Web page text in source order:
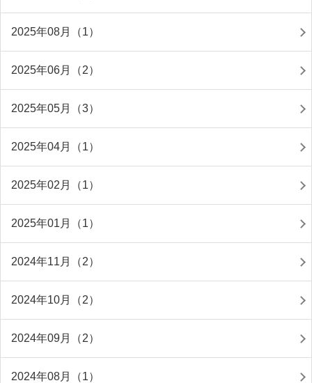
2025年08月（1）
2025年06月（2）
2025年05月（3）
2025年04月（1）
2025年02月（1）
2025年01月（1）
2024年11月（2）
2024年10月（2）
2024年09月（2）
2024年08月（1）